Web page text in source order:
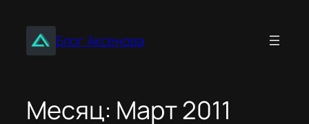
содержимомуБлог Аксенова
Месяц: Март 2011